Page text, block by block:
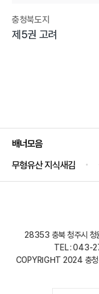
충청북도지
제5권 고려
배너모음
무형유산 지식새김
28353 충북 청주시 청
TEL : 043-
COPYRIGHT 2024 충청